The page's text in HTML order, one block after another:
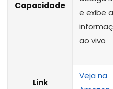
Capacidade
e exibe
ao vivo
Link
Veja na